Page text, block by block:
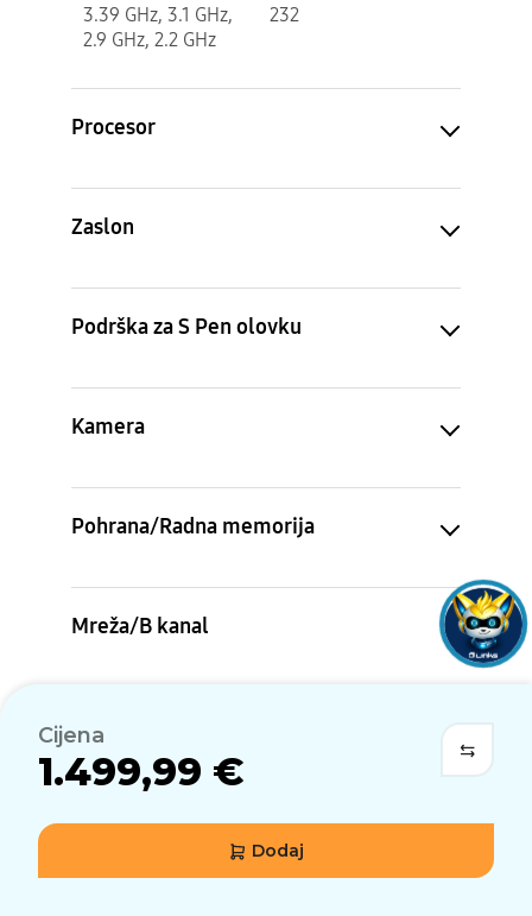
Cijena
1.499,99 €
Dodaj
3.39 GHz, 3.1 GHz,
2.9 GHz, 2.2 GHz
232
Procesor
Zaslon
Podrška za S Pen olovku
Kamera
Pohrana/Radna memorija
Mreža/B kanal
Povezivost
OS